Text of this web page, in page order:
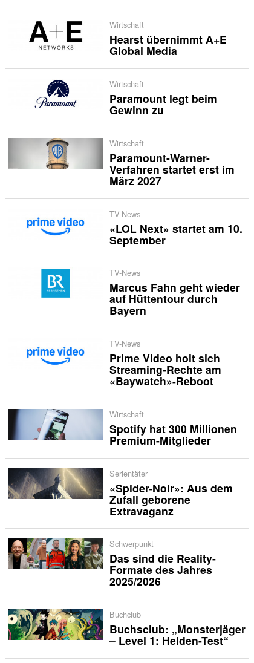
Wirtschaft
Hearst übernimmt A+E
Global Media
Wirtschaft
Paramount legt beim
Gewinn zu
Wirtschaft
Paramount-Warner-
Verfahren startet erst im
März 2027
TV-News
«LOL Next» startet am 10.
September
TV-News
Marcus Fahn geht wieder
auf Hüttentour durch
Bayern
TV-News
Prime Video holt sich
Streaming-Rechte am
«Baywatch»-Reboot
Wirtschaft
Spotify hat 300 Millionen
Premium-Mitglieder
Serientäter
«Spider-Noir»: Aus dem
Zufall geborene
Extravaganz
Schwerpunkt
Das sind die Reality-
Formate des Jahres
2025/2026
Buchclub
Buchsclub: „Monsterjäger
– Level 1: Helden-Test“